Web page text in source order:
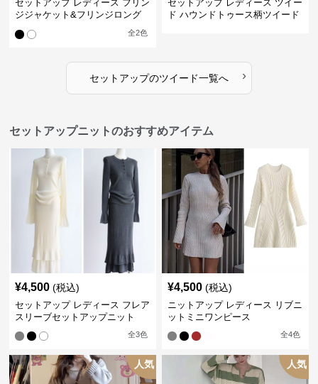
セットアップ レディース フリン
ジジャケット&フリンジロング
スカートツイードセットアップ
全2色
セットアップ レディース ツイー
ド ハウンドトゥース柄ツイード
セットアップのツイード一覧へ ›
セットアップニットのおすすめアイテム
¥4,500 (税込)
セットアップ レディース フレア
スリーブセットアップニット
全3色
¥4,500 (税込)
ニットアップ レディース リブニ
ットミニワンピース
全4色
人気 人気